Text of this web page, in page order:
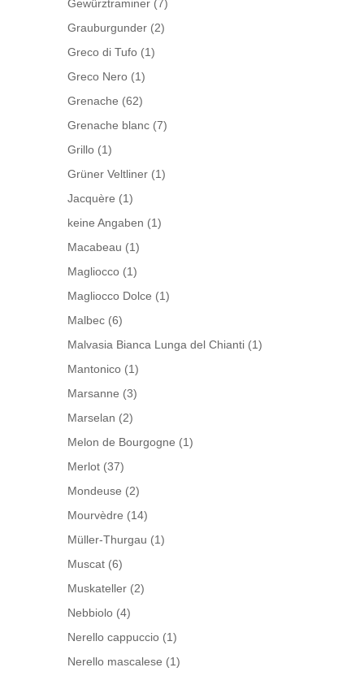
Gewürztraminer (7)
Grauburgunder (2)
Greco di Tufo (1)
Greco Nero (1)
Grenache (62)
Grenache blanc (7)
Grillo (1)
Grüner Veltliner (1)
Jacquère (1)
keine Angaben (1)
Macabeau (1)
Magliocco (1)
Magliocco Dolce (1)
Malbec (6)
Malvasia Bianca Lunga del Chianti (1)
Mantonico (1)
Marsanne (3)
Marselan (2)
Melon de Bourgogne (1)
Merlot (37)
Mondeuse (2)
Mourvèdre (14)
Müller-Thurgau (1)
Muscat (6)
Muskateller (2)
Nebbiolo (4)
Nerello cappuccio (1)
Nerello mascalese (1)